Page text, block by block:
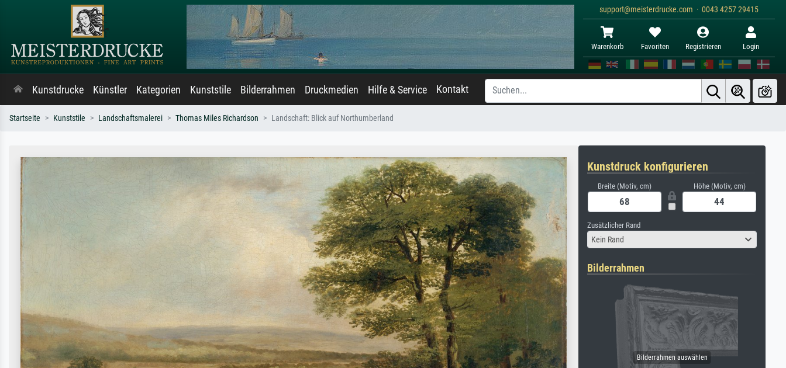
support@meisterdrucke.com · 0043 4257 29415
Warenkorb Favoriten Registrieren Login
Kunstdrucke Künstler Kategorien Kunststile Bilderrahmen Druckmedien Hilfe & Service Kontakt
Startseite Kunststile Landschaftsmalerei Thomas Miles Richardson Landschaft: Blick auf Northumberland
Kunstdruck konfigurieren
Breite (Motiv, cm) Höhe (Motiv, cm)
Zusätzlicher Rand
Kein Rand
Bilderrahmen